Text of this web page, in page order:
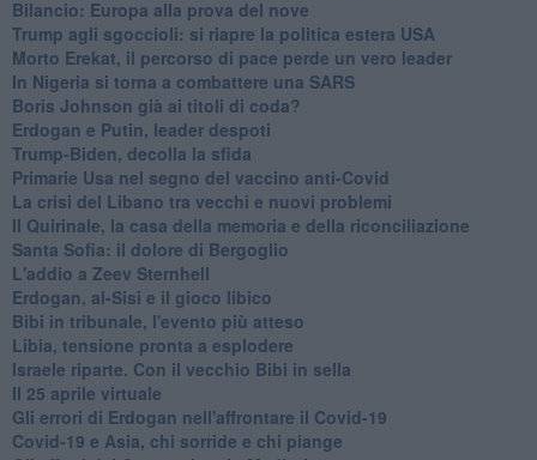
Bilancio: Europa alla prova del nove
Trump agli sgoccioli: si riapre la politica estera USA
Morto Erekat, il percorso di pace perde un vero leader
In Nigeria si torna a combattere una SARS
Boris Johnson già ai titoli di coda?
Erdogan e Putin, leader despoti
Trump-Biden, decolla la sfida
Primarie Usa nel segno del vaccino anti-Covid
La crisi del Libano tra vecchi e nuovi problemi
Il Quirinale, la casa della memoria e della riconciliazione
Santa Sofia: il dolore di Bergoglio
L'addio a ​Zeev Sternhell
Erdogan, al-Sisi e il gioco libico
Bibi in tribunale, l'evento più atteso
Libia, tensione pronta a esplodere
Israele riparte. Con il vecchio Bibi in sella
Il 25 aprile virtuale
Gli errori di Erdogan nell'affrontare il Covid-19
Covid-19 e Asia, chi sorride e chi piange